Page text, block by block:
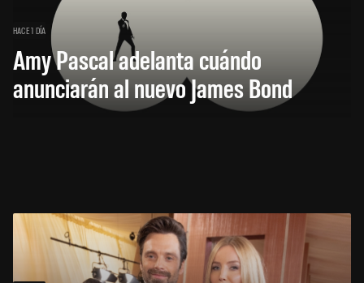
HACE 1 DÍA
Amy Pascal adelanta cuándo
anunciarán al nuevo James Bond